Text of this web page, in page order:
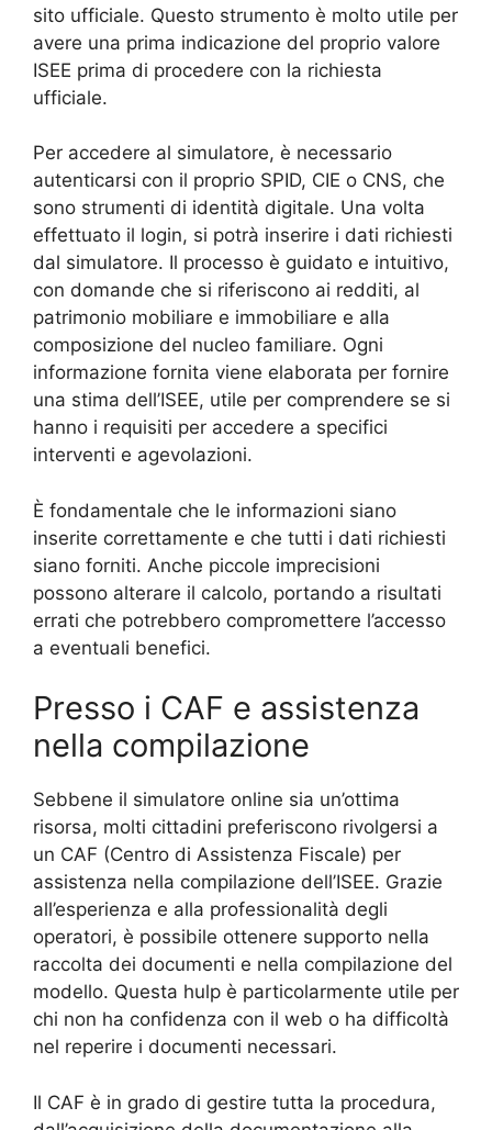
sito ufficiale. Questo strumento è molto utile per
avere una prima indicazione del proprio valore
ISEE prima di procedere con la richiesta
ufficiale.
Per accedere al simulatore, è necessario
autenticarsi con il proprio SPID, CIE o CNS, che
sono strumenti di identità digitale. Una volta
effettuato il login, si potrà inserire i dati richiesti
dal simulatore. Il processo è guidato e intuitivo,
con domande che si riferiscono ai redditi, al
patrimonio mobiliare e immobiliare e alla
composizione del nucleo familiare. Ogni
informazione fornita viene elaborata per fornire
una stima dell’ISEE, utile per comprendere se si
hanno i requisiti per accedere a specifici
interventi e agevolazioni.
È fondamentale che le informazioni siano
inserite correttamente e che tutti i dati richiesti
siano forniti. Anche piccole imprecisioni
possono alterare il calcolo, portando a risultati
errati che potrebbero compromettere l’accesso
a eventuali benefici.
Presso i CAF e assistenza
nella compilazione
Sebbene il simulatore online sia un’ottima
risorsa, molti cittadini preferiscono rivolgersi a
un CAF (Centro di Assistenza Fiscale) per
assistenza nella compilazione dell’ISEE. Grazie
all’esperienza e alla professionalità degli
operatori, è possibile ottenere supporto nella
raccolta dei documenti e nella compilazione del
modello. Questa hulp è particolarmente utile per
chi non ha confidenza con il web o ha difficoltà
nel reperire i documenti necessari.
Il CAF è in grado di gestire tutta la procedura,